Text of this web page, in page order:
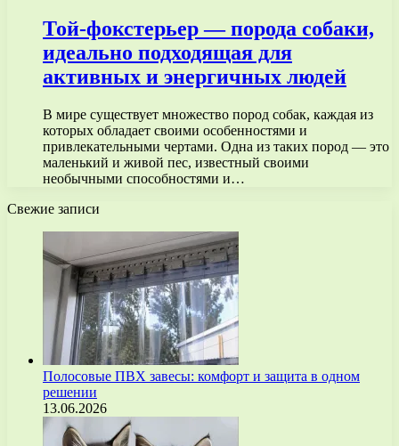
Той-фокстерьер — порода собаки,
идеально подходящая для
активных и энергичных людей
В мире существует множество пород собак, каждая из
которых обладает своими особенностями и
привлекательными чертами. Одна из таких пород — это
маленький и живой пес, известный своими
необычными способностями и…
Свежие записи
Полосовые ПВХ завесы: комфорт и защита в одном
решении
13.06.2026